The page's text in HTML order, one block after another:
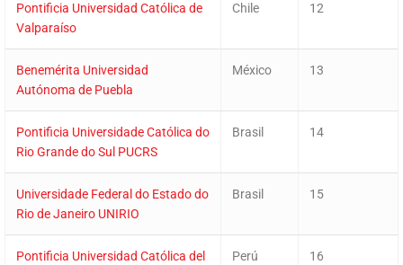
Pontificia Universidad Católica de
Valparaíso
Chile 12
Benemérita Universidad
Autónoma de Puebla
México 13
Pontificia Universidade Católica do
Rio Grande do Sul PUCRS
Brasil 14
Universidade Federal do Estado do
Rio de Janeiro UNIRIO
Brasil 15
Pontificia Universidad Católica del
Perú 16